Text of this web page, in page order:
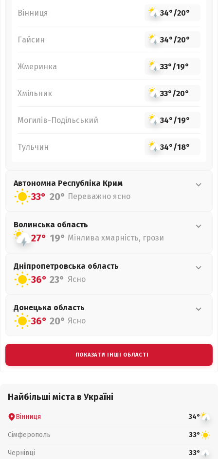
Вінниця 34°/20°
Гайсин 34°/20°
Жмеринка 33°/19°
Хмільник 33°/20°
Могилів-Подільський 34°/19°
Тульчин 34°/18°
Автономна Республіка Крим
33° 20° Переважно ясно
Волинська область
27° 19° Мінлива хмарність, грози
Дніпропетровська область
36° 23° Ясно
Донецька область
36° 20° Ясно
ПОКАЗАТИ ІНШІ ОБЛАСТІ
Найбільші міста в Україні
Вінниця 34°
Сімферополь 33°
Чернівці 33°